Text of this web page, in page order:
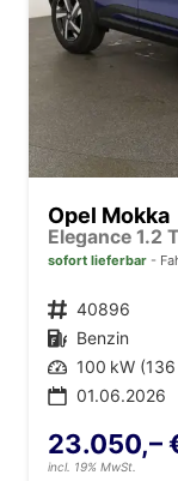
Opel Mokka
sofort lieferbar
Fahrzeugnr. 40896
Kraftstoff Benzin
Leistung 100 kW (136
01.06.2026
23.050,–
incl. 19% MwSt.